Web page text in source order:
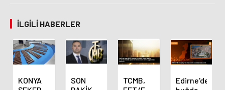
İLGILI HABERLER
KONYA
SON
TCMB,
Edirne'de